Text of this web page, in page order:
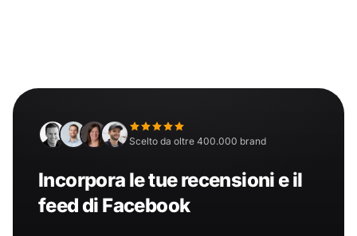
Scelto da oltre 400.000 brand
Incorpora le tue recensioni e il
feed di Facebook